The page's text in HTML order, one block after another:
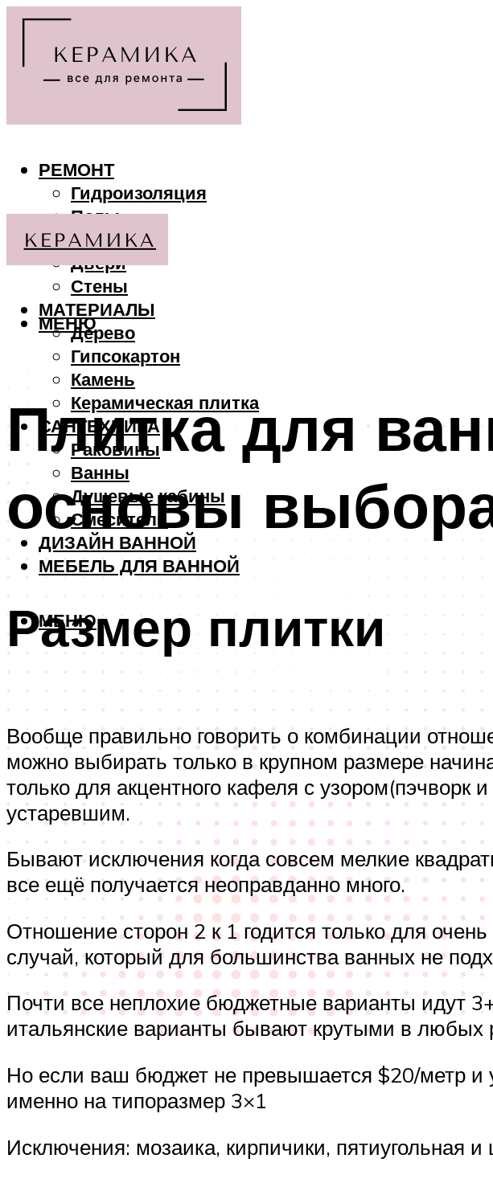
РЕМОНТ
Гидроизоляция
Полы
Потолки
Двери
Стены
МАТЕРИАЛЫ
Дерево
Гипсокартон
Камень
Керамическая плитка
САНТЕХНИКА
Раковины
Ванны
Душевые кабины
Смесители
ДИЗАЙН ВАННОЙ
МЕБЕЛЬ ДЛЯ ВАННОЙ
МЕНЮ
МЕНЮ
Плитка для
основы
Размер плитки
Вообще правильно говорить о комбинации
можно выбирать только в крупном размере
только для акцентного кафеля с
устаревшим.
Бывают исключения когда совсем мелкие
все ещё получается неоправданно много.
Отношение сторон 2 к 1 годится только для
случай, который для большинства ванных не
Почти все неплохие бюджетные варианты идут
итальянские варианты бывают крутыми в любых
Но если ваш бюджет не превышается $20/метр и
именно на типоразмер 3×1
Исключения: мозаика, кирпичики, пятиугольная и